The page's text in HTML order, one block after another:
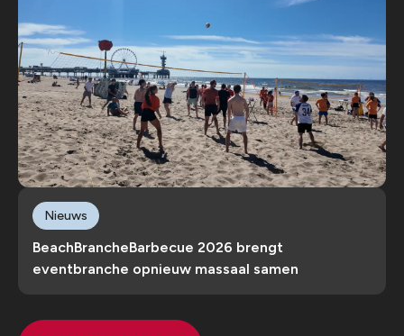
BeachBrancheBarbecue 2026 brengt
eventbranche opnieuw massaal samen
Nieuws